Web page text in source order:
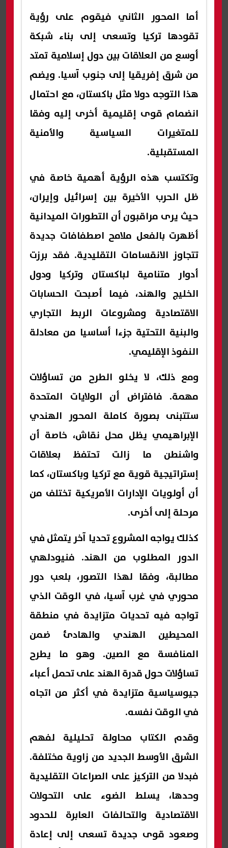
أما المحور الثاني فيقوم على رؤية
تقودها تركيا وتسعى إلى بناء شبكة
أوسع من العلاقات بين دول إسلامية تمتد
من شرق إفريقيا إلى جنوب آسيا. ويضم
هذا التوجه دولا مثل باكستان، مع احتمال
انضمام قوى إقليمية أخرى إليه وفقا
للمتغيرات السياسية والأمنية
المستقبلية.
وتكتسب هذه الرؤية أهمية خاصة في
ظل الحرب الأخيرة بين إسرائيل وإيران،
حيث يرى مراقبون أن التطورات الميدانية
أظهرت بالفعل ملامح اصطفافات جديدة
تتجاوز الانقسامات التقليدية. فقد برزت
أدوار متنامية لباكستان وتركيا ودول
الخليج والهند، فيما أصبحت الحسابات
الاقتصادية ومشروعات الربط التجاري
والبنية التحتية جزءا أساسيا من معادلة
النفوذ الإقليمي.
ومع ذلك، لا يخلو الطرح من تساؤلات
مهمة. فافتراض أن الولايات المتحدة
ستتبنى بصورة كاملة المحور الهندي
الإبراهيمي يظل محل نقاش، خاصة أن
واشنطن ما زالت تحتفظ بعلاقات
إستراتيجية قوية مع تركيا وباكستان، كما
أن أولويات الإدارات الأمريكية تختلف من
مرحلة إلى أخرى.
كذلك يواجه المشروع تحديا آخر يتمثل في
الدور المطلوب من الهند. فنيودلهي
مطالبة، وفقا لهذا التصور، بلعب دور
محوري في غرب آسيا، في الوقت الذي
تواجه فيه تحديات متزايدة في منطقة
المحيطين الهندي والهادئ ضمن
المنافسة مع الصين. وهو ما يطرح
تساؤلات حول قدرة الهند على تحمل أعباء
جيوسياسية متزايدة في أكثر من اتجاه
في الوقت نفسه.
وقدم الكتاب محاولة تحليلية لفهم
الشرق الأوسط الجديد من زاوية مختلفة.
فبدلا من التركيز على الصراعات التقليدية
وحدها، يسلط الضوء على التحولات
الاقتصادية والتحالفات العابرة للحدود
وصعود قوى جديدة تسعى إلى إعادة